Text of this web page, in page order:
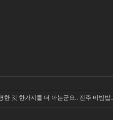
한 것 한가지를 더 아는군요.. 전주 비빔